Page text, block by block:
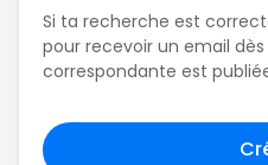
Si ta recherche est
pour recevoir un email
correspondante est